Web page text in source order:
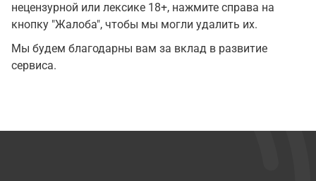
нецензурной или лексике 18+, нажмите справа на
кнопку "Жалоба", чтобы мы могли удалить их.
Мы будем благодарны вам за вклад в развитие
сервиса.